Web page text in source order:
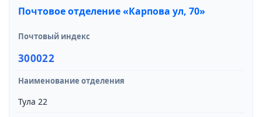
Почтовое отделение «Карпова ул, 70»
Почтовый индекс
300022
Наименование отделения
Тула 22